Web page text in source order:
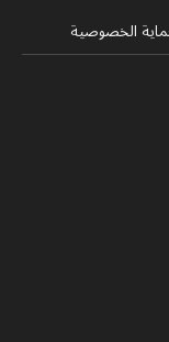
الخصوصية